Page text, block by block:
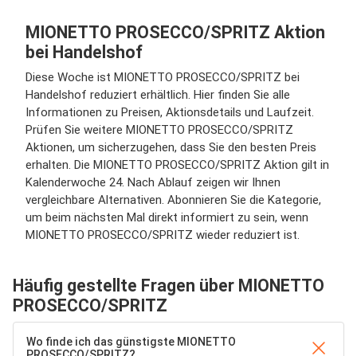
MIONETTO PROSECCO/SPRITZ Aktion
bei Handelshof
Diese Woche ist MIONETTO PROSECCO/SPRITZ bei
Handelshof reduziert erhältlich. Hier finden Sie alle
Informationen zu Preisen, Aktionsdetails und Laufzeit.
Prüfen Sie weitere MIONETTO PROSECCO/SPRITZ
Aktionen, um sicherzugehen, dass Sie den besten Preis
erhalten. Die MIONETTO PROSECCO/SPRITZ Aktion gilt in
Kalenderwoche 24. Nach Ablauf zeigen wir Ihnen
vergleichbare Alternativen. Abonnieren Sie die Kategorie,
um beim nächsten Mal direkt informiert zu sein, wenn
MIONETTO PROSECCO/SPRITZ wieder reduziert ist.
Häufig gestellte Fragen über MIONETTO
PROSECCO/SPRITZ
Wo finde ich das günstigste MIONETTO